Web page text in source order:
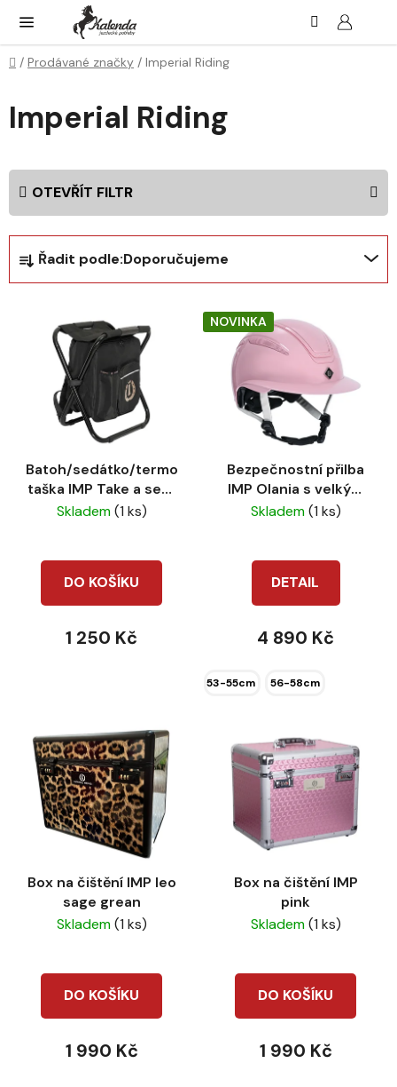
obsah
Domů
/ Prodávané značky / Imperial Riding
Imperial Riding
OTEVŘÍT FILTR
Ř
a
z
Řadit podle:Doporučujeme
Batoh/sedátko/termo
taška IMP Take a seat
black
Skladem(1 ks)
DO KOŠÍKU
1 250 Kč
NOVINKA
Bezpečnostní přilba
IMP Olania s velkým
kšiltem růžová
Skladem(1 ks)
DETAIL
4 890 Kč
53-55cm 56-58cm
Box na čištění IMP leo
sage grean
Skladem(1 ks)
DO KOŠÍKU
1 990 Kč
Box na čištění IMP
pink
Skladem(1 ks)
DO KOŠÍKU
1 990 Kč